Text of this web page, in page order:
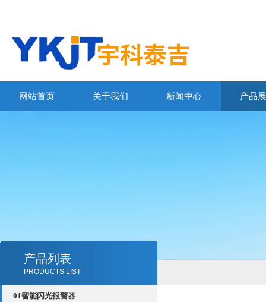
网站首页 关于我们 新闻中心 产品
产品列表
PRODUCTS LIST
01智能闪光报警器